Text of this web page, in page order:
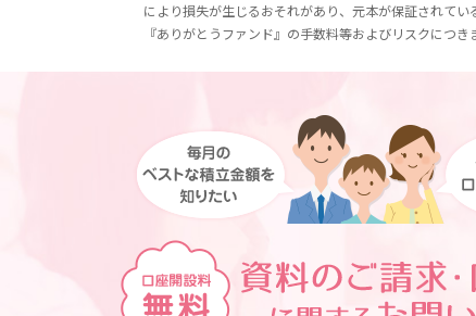
により損失が生じるおそれがあり、元本が保証されてい
『ありがとうファンド』の手数料等およびリスクにつき